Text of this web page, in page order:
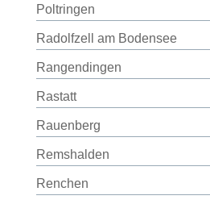
Poltringen
Radolfzell am Bodensee
Rangendingen
Rastatt
Rauenberg
Remshalden
Renchen